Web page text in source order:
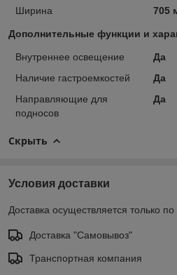
Ширина
705
Дополнительные функции и
Внутреннее освещение
Да
Наличие гастроемкостей
Да
Направляющие для
подносов
Да
Скрыть
Условия доставки
Доставка осуществляется только по
Доставка "Самовывоз"
Транспортная компания